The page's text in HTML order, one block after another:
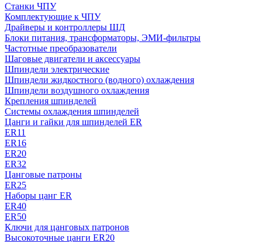
Станки ЧПУ
Комплектующие к ЧПУ
Драйверы и контроллеры ШД
Блоки питания, трансформаторы, ЭМИ-фильтры
Частотные преобразователи
Шаговые двигатели и аксессуары
Шпиндели электрические
Шпиндели жидкостного (водного) охлаждения
Шпиндели воздушного охлаждения
Крепления шпинделей
Системы охлаждения шпинделей
Цанги и гайки для шпинделей ER
ER11
ER16
ER20
ER32
Цанговые патроны
ER25
Наборы цанг ER
ER40
ER50
Ключи для цанговых патронов
Высокоточные цанги ER20